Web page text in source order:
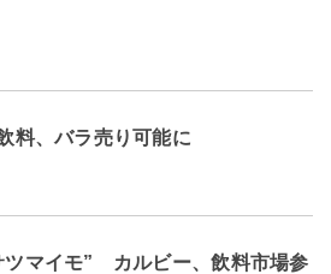
料、バラ売り可能に
ツマイモ” カルビー、飲料市場参